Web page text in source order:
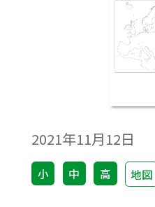
2021年11月12日
小 中 高 地図